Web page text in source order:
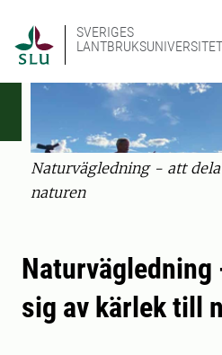
SVERIGES
LANTBRUKSUNIVERSITET
Naturvägledning - att
naturen
Naturvägledning
sig av kärlek till